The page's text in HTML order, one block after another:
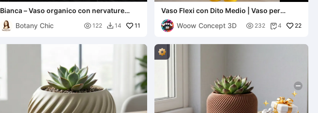
Bianca – Vaso organico con nervature
Botany Chic
 122  14 11
Vaso Flexi con Dito Medio | Vaso per
Piante Articolato con Faccina Sorridente
Woow Concept 3D
 232 4 22